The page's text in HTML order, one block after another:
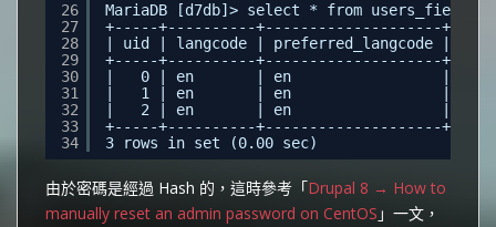
26
27
28
29
30
31
32
33
34
MariaDB [d7db]> select * from
+-----+----------+--------------------
| uid | langcode | preferred_langcode |
+-----+----------+--------------------
|   0 | en       | en                 |
|   1 | en       | en                 |
|   2 | en       | en                 | en
+-----+----------+--------------------
3 rows in set (0.00 sec)
由於密碼是經過 Hash 的，這時參考「Drupal 8 → How to
manually reset an admin password on CentOS 」一文，